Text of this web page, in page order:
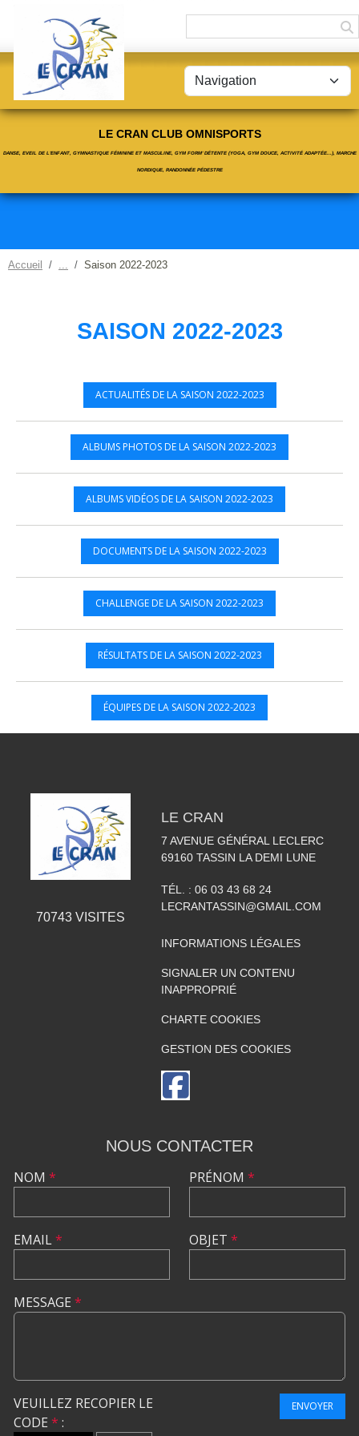
LE CRAN CLUB OMNISPORTS
DANSE, EVEIL DE L'ENFANT, GYMNASTIQUE FÉMININE ET MASCULINE, GYM FORM' DÉTENTE (YOGA, GYM DOUCE, ACTIVITÉ ADAPTÉE...), MARCHE
NORDIQUE, RANDONNÉE PÉDESTRE
Accueil Saison 2022-2023
SAISON 2022-2023
ACTUALITÉS DE LA SAISON 2022-2023
ALBUMS PHOTOS DE LA SAISON 2022-2023
ALBUMS VIDÉOS DE LA SAISON 2022-2023
DOCUMENTS DE LA SAISON 2022-2023
CHALLENGE DE LA SAISON 2022-2023
RÉSULTATS DE LA SAISON 2022-2023
ÉQUIPES DE LA SAISON 2022-2023
70743VISITES
LE CRAN
7 AVENUE GÉNÉRAL LECLERC
69160 TASSIN LA DEMI LUNE
TÉL. : 06 03 43 68 24
LECRANTASSIN@GMAIL.COM
INFORMATIONS LÉGALES
SIGNALER UN CONTENU
INAPPROPRIÉ
CHARTE COOKIES
GESTION DES COOKIES
NOUS CONTACTER
NOM *
EMAIL*
PRÉNOM *
OBJET *
MESSAGE *
VEUILLEZ RECOPIER LE
CODE * :
ENVOYER